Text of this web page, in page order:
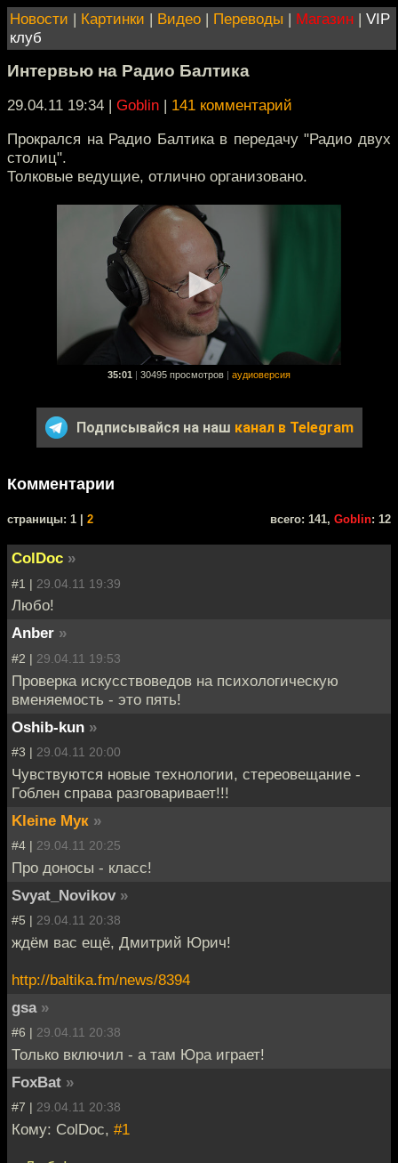
Новости | Картинки | Видео | Переводы | Магазин | VIP
клуб
Интервью на Радио Балтика
29.04.11 19:34 | Goblin | 141 комментарий
Прокрался на Радио Балтика в передачу "Радио двух
столиц".
Толковые ведущие, отлично организовано.
35:01 30495 просмотров аудиоверсия
Подписывайся на наш канал в Telegram
Комментарии
cтраницы: 1 | 2 всего: 141, Goblin: 12
ColDoc »
#1 | 29.04.11 19:39
Любо!
Anber »
#2 | 29.04.11 19:53
Проверка искусствоведов на психологическую
вменяемость - это пять!
Oshib-kun »
#3 | 29.04.11 20:00
Чувствуются новые технологии, стереовещание -
Гоблен справа разговаривает!!!
Kleine Мук »
#4 | 29.04.11 20:25
Про доносы - класс!
Svyat_Novikov »
#5 | 29.04.11 20:38
ждём вас ещё, Дмитрий Юрич!
http://baltika.fm/news/8394
gsa »
#6 | 29.04.11 20:38
Только включил - а там Юра играет!
FoxBat »
#7 | 29.04.11 20:38
Кому: ColDoc, #1